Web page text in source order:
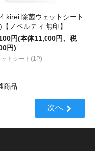
kirei 除菌ウェットシート
【ノベルティ 無印】
円(本体11,000円、税
円)
ットシート(1P)
商品
次へ